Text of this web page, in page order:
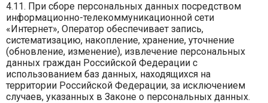
4.11. При сборе персональных данных посредством
информационно-телекоммуникационной сети
«Интернет», Оператор обеспечивает запись,
систематизацию, накопление, хранение, уточнение
(обновление, изменение), извлечение персональных
данных граждан Российской Федерации с
использованием баз данных, находящихся на
территории Российской Федерации, за исключением
случаев, указанных в Законе о персональных данных.